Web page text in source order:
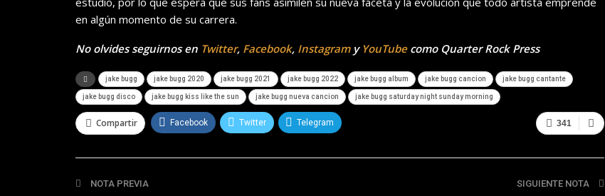
en algún momento de su carrera.
No olvides seguirnos en Twitter, Facebook, Instagramy YouTubecomo Quarter Rock Press
jake bugg jake bugg 2020 jake bugg 2021 jake bugg 2022 jake bugg album jake bugg cancion jake bugg cantante
jake bugg disco jake bugg kiss like the sun jake bugg nueva cancion jake bugg saturday night sunday morning
341
Compartir Facebook Twitter Telegram
NOTA PREVIA SIGUIENTE NOTA